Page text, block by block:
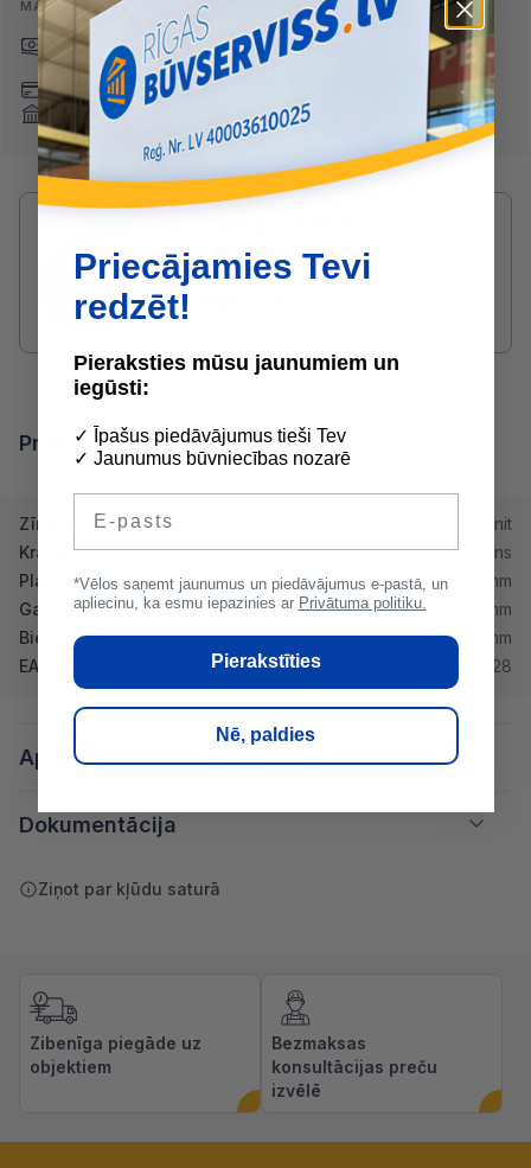
MAKSĀŠANAS VEIDI:
Skaidrā naudā
(arī preci
saņemot)
Maksājumu kartes
Internetbankas
Pārskaitījums
2233 5731
druvis@buvserviss.lv
Produkta īpašības
Zīmols
Eternit
Krāsa
Ķiršu sarkans
Platums
920 mm
Garums
875 mm
Biezums
6 mm
EAN
4772143036128
Apraksts
Dokumentācija
Ziņot par kļūdu saturā
Zibenīga piegāde uz
objektiem
Bezmaksas
konsultācijas preču
izvēlē
Priecājamies Tevi
redzēt!
Pieraksties mūsu jaunumiem un
iegūsti:
✓ Īpašus piedāvājumus tieši Tev
✓ Jaunumus būvniecības nozarē
*Vēlos saņemt jaunumus un piedāvājumus e-pastā, un
apliecinu, ka esmu iepazinies ar Privātuma politiku.
Pierakstīties
Nē, paldies